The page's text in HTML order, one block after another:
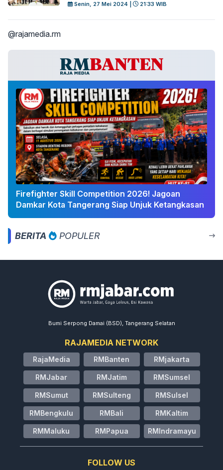
Senin, 27 Mei 2024 | 21:33 WIB
@rajamedia.rm
Firefighter Skill Competition 2026! Jagoan
Damkar Kota Tangerang Siap Unjuk Ketangkasan
BERITA POPULER
Bumi Serpong Damai (BSD), Tangerang Selatan
RAJAMEDIA NETWORK
RajaMedia RMBanten RMjakarta
RMJabar RMJatim RMSumsel
RMSumut RMSulteng RMSulsel
RMBengkulu RMBali RMKaltim
RMMaluku RMPapua RMIndramayu
FOLLOW US